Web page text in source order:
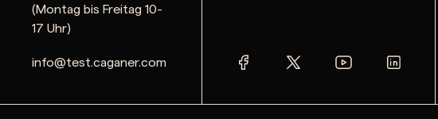
(Montag bis Freitag 10-
17 Uhr)
info@test.caganer.com